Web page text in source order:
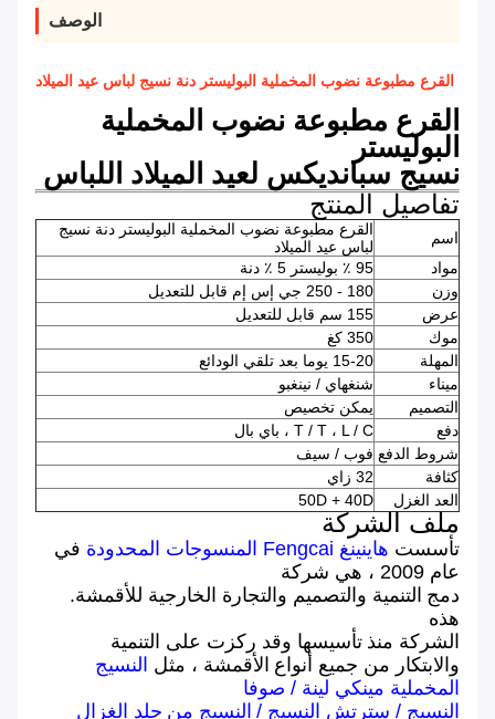
الوصف
القرع مطبوعة نضوب المخملية البوليستر دنة نسيج لباس عيد الميلاد
القرع مطبوعة نضوب المخملية
البوليستر
نسيج سبانديكس لعيد الميلاد اللباس
تفاصيل المنتج
اسم
القرع مطبوعة نضوب المخملية البوليستر دنة نسيج
لباس عيد الميلاد
مواد
95 ٪ بوليستر 5 ٪ دنة
وزن
180 - 250 جي إس إم قابل للتعديل
عرض
155 سم قابل للتعديل
موك
350 كغ
المهلة
15-20 يوما بعد تلقي الودائع
ميناء
شنغهاي / نينغبو
التصميم
يمكن تخصيص
دفع
T / T ، L / C ، باي بال
شروط الدفع فوب / سيف
كثافة
32 زاي
العد الغزل
50D + 40D
ملف الشركة
تأسست هاينينغ Fengcai المنسوجات المحدودة
في
عام 2009 ، هي شركة
دمج التنمية والتصميم والتجارة الخارجية للأقمشة.
هذه
الشركة منذ تأسيسها وقد ركزت على التنمية
والابتكار من جميع أنواع الأقمشة ، مثل النسيج
المخملية مينكي لينة / صوفا
النسيج / سترتش النسيج / النسيج من جلد الغزال